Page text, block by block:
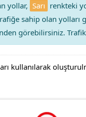
yollar, Sarı renkteki
sahip olan
görebilirsiniz. Trafik
kullanılarak